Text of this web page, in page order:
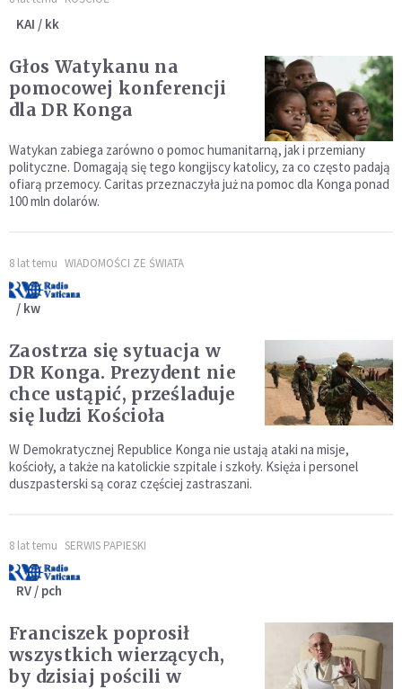
KAI / kk
Głos Watykanu na
pomocowej konferencji
dla DR Konga
Watykan zabiega zarówno o pomoc humanitarną, jak i przemiany
polityczne. Domagają się tego kongijscy katolicy, za co często padają
ofiarą przemocy. Caritas przeznaczyła już na pomoc dla Konga ponad
100 mln dolarów.
8 lat temu WIADOMOŚCI ZE ŚWIATA
/ kw
Zaostrza się sytuacja w
DR Konga. Prezydent nie
chce ustąpić, prześladuje
się ludzi Kościoła
W Demokratycznej Republice Konga nie ustają ataki na misje,
kościoły, a także na katolickie szpitale i szkoły. Księża i personel
duszpasterski są coraz częściej zastraszani.
8 lat temu SERWIS PAPIESKI
RV / pch
Franciszek poprosił
wszystkich wierzących,
by dzisiaj pościli w